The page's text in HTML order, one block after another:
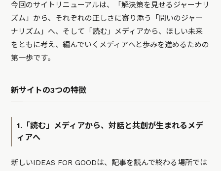
今回のサイトリニューアルは、「解決策を見せるジャーナリ
ズム」から、それぞれの正しさに寄り添う「問いのジャー
ナリズム」へ、そして「読む」メディアから、ほしい未来
をともに考え、編んでいくメディアへと歩みを進めるための
第一歩です。
新サイトの3つの特徴
1.「読む」メディアから、対話と共創が生まれるメデ
ィアへ
新しいIDEAS FOR GOODは、記事を読んで終わる場所では